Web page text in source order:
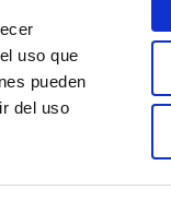
uso que
pueden
del uso
los del autor o